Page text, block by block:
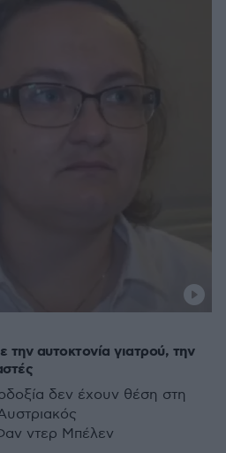
αυτοκτονία γιατρού, την
δεν έχουν θέση στη
ντερ Μπέλεν